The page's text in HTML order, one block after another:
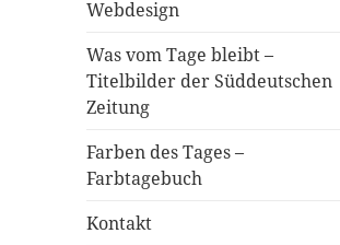
Webdesign
Was vom Tage bleibt –
Titelbilder der Süddeutschen
Zeitung
Farben des Tages –
Farbtagebuch
Kontakt